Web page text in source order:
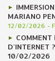
MARIANO
12/02/2026 -
COMMENT
D'INTERNET
10/02/2026